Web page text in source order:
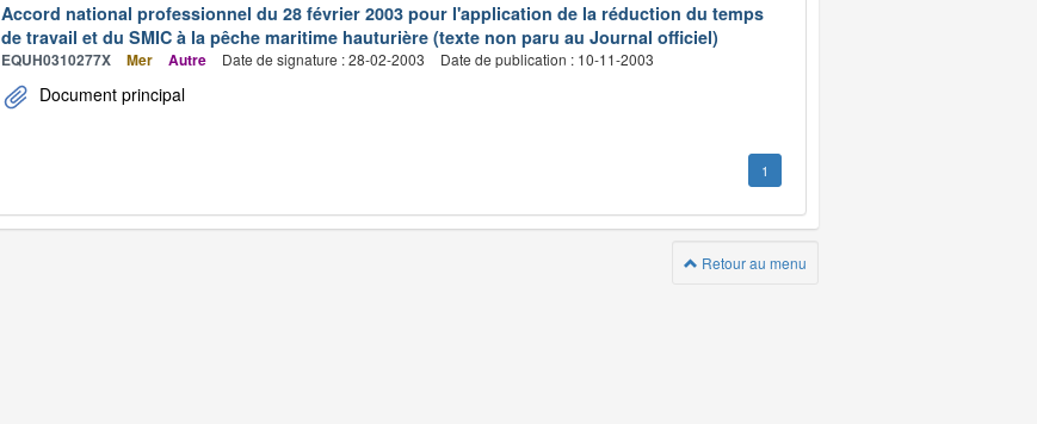
Accord national professionnel du 28 février 2003 pour l'application de la réduction du temps
de travail et du SMIC à la pêche maritime hauturière (texte non paru au Journal officiel)
EQUH0310277X Mer Autre Date de signature : 28-02-2003 Date de publication : 10-11-2003
Document principal
1
Retour au menu